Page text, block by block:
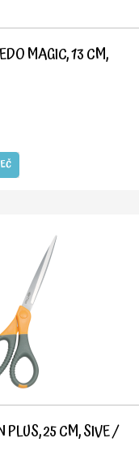
MAGIC, 13 CM,
25 CM, SIVE /